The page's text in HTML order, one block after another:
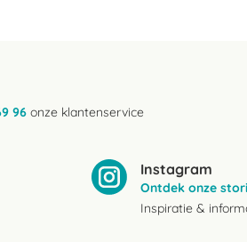
96 onze klantenservice
Instagram
Ontdek onze
Inspiratie &